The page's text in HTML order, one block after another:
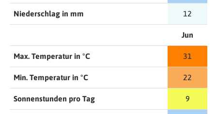
Niederschlag in mm 12
Jun
Max. Temperatur in °C 31
Min. Temperatur in °C 22
Sonnenstunden pro Tag 9